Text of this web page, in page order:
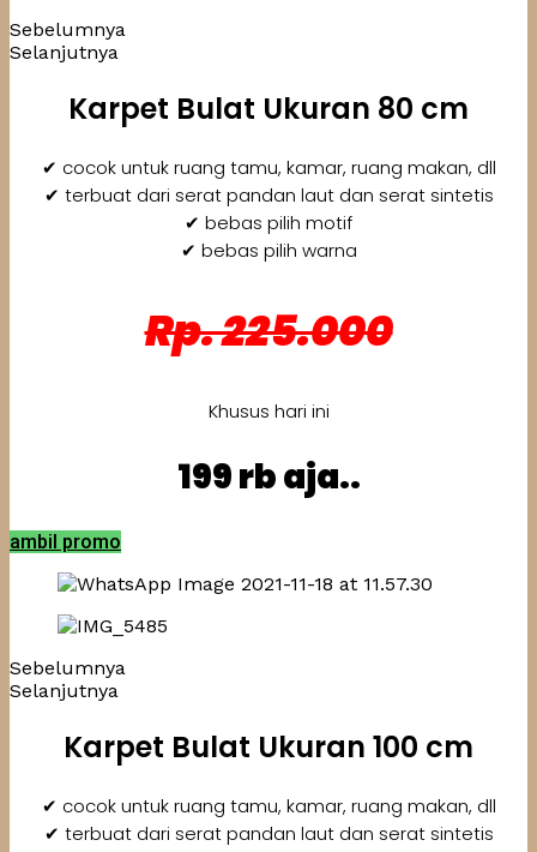
Sebelumnya
Selanjutnya
Karpet Bulat Ukuran 80 cm
✔ cocok untuk ruang tamu, kamar, ruang makan, dll
✔ terbuat dari serat pandan laut dan serat sintetis
✔ bebas pilih motif
✔ bebas pilih warna
Rp. 225.000
Khusus hari ini
199 rb aja..
ambil promo
Sebelumnya
Selanjutnya
Karpet Bulat Ukuran 100 cm
✔ cocok untuk ruang tamu, kamar, ruang makan, dll
✔ terbuat dari serat pandan laut dan serat sintetis